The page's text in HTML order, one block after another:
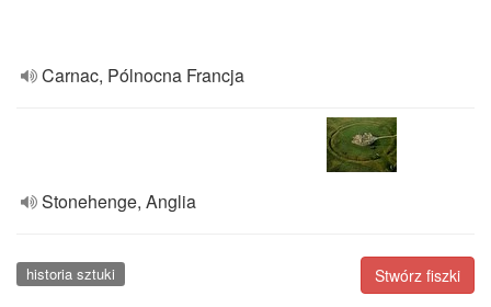
Carnac, Pólnocna Francja
Stonehenge, Anglia
Stwórz fiszki
historia sztuki